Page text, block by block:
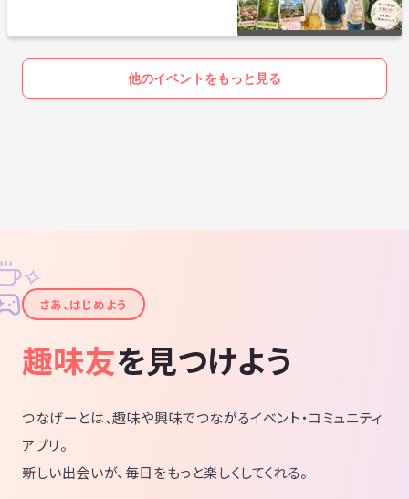
他のイベントをもっと見る
✦
✧
さあ、はじめよう
趣味友を見つけよう
つなげーとは、趣味や興味でつながるイベント・コミュニティ
アプリ。
新しい出会いが、毎日をもっと楽しくしてくれる。